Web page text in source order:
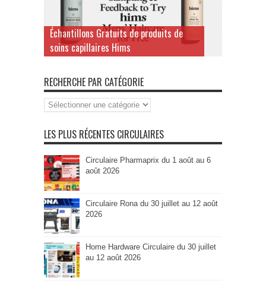
Échantillons Gratuits de produits de
soins capillaires Hims
RECHERCHE PAR CATÉGORIE
Recherche
par
LES PLUS RÉCENTES CIRCULAIRES
Circulaire Pharmaprix du 1 août au 6
août 2026
Circulaire Rona du 30 juillet au 12 août
2026
Home Hardware Circulaire du 30 juillet
au 12 août 2026